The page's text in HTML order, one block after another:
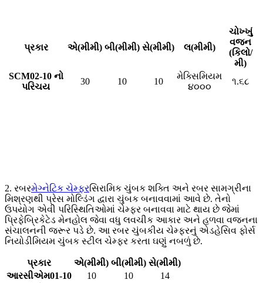
પ્રકાર એ(મીમી) બી(મીમી) સે(મીમી) લ(મીમી)
ચોખ્ખું
વજન
(કિલો/
મી)
SCM02-10 નો
પરિચય
30 10 10
મેક્સિમિયમ
૪૦૦૦
૧.૬૮
2. રબરમેગ્નેટિક ચેમ્ફરસિરામિક ચુંબક શક્તિ અને રબર સામગ્રીના
મિશ્રણથી પ્રેસ મોલ્ડિંગ દ્વારા ચુંબક બનાવવામાં આવે છે. તેનો
ઉપયોગ એવી પરિસ્થિતિઓમાં ચેમ્ફર બનાવવા માટે થાય છે જેમાં
પ્રિફેબ્રિકેટેડ મેનહોલ જેવા વધુ લવચીક આકાર અને હળવા વજનના
સંચાલનની જરૂર પડે છે. આ રબર ચુંબકીય ચેમ્ફરનું એડહેસિવ ફોર્સ
નિયોડીમિયમ ચુંબક સ્ટીલ ચેમ્ફર કરતા ઘણું નબળું છે.
પ્રકાર એ(મીમી) બી(મીમી) સે(મીમી)
આરસીએમ01-10
10 10
14